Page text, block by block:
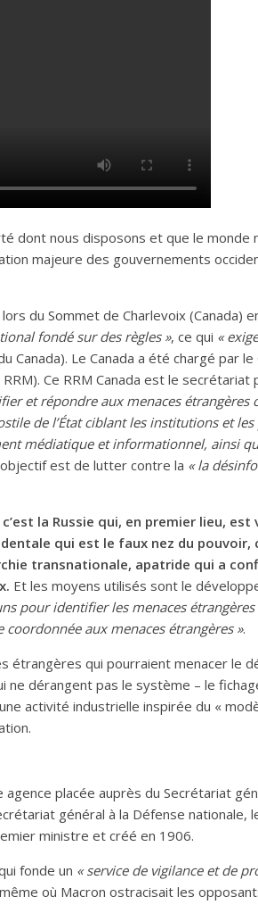
dont nous disposons et que le monde
majeure des gouvernements
du Sommet de Charlevoix (Canada)
fondé sur des règles », ce qui «
Canada). Le Canada a été chargé par le
Ce RRM Canada est le secrétariat
et répondre aux menaces étrangères
de l’État ciblant les institutions et les
médiatique et informationnel, ainsi
est de lutter contre la « la
la Russie qui, en premier lieu, est
qui est le faux nez du pouvoir,
transnationale, apatride qui a
Et les moyens utilisés sont le
pour identifier les menaces étrangères
aux menaces étrangères ».
étrangères qui pourraient menacer le
ne dérangent pas le système – le
activité industrielle inspirée du «
placée auprès du Secrétariat
général à la Défense nationale,
ministre et créé en 1906.
fonde un « service de vigilance et de
où Macron ostracisait les